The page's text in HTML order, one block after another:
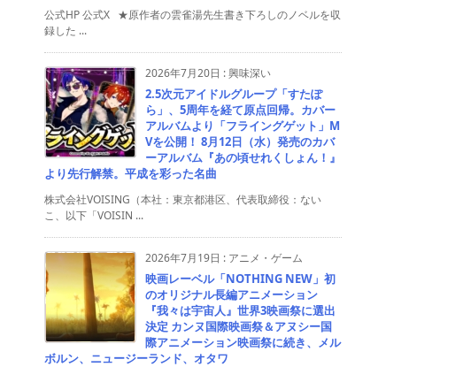
公式HP 公式X ★原作者の雲雀湯先生書き下ろしのノベルを収
録した ...
2026年7月20日 :興味深い
2.5次元アイドルグループ「すたぽ
ら」、5周年を経て原点回帰。カバー
アルバムより「フライングゲット」M
Vを公開！ 8月12日（水）発売のカバ
ーアルバム『あの頃せれくしょん！』
より先行解禁。平成を彩った名曲
株式会社VOISING（本社：東京都港区、代表取締役：ない
こ、以下「VOISIN ...
2026年7月19日 : アニメ・ゲーム
映画レーベル「NOTHING NEW」初
のオリジナル長編アニメーション
『我々は宇宙人』世界3映画祭に選出
決定 カンヌ国際映画祭＆アヌシー国
際アニメーション映画祭に続き、メル
ボルン、ニュージーランド、オタワ